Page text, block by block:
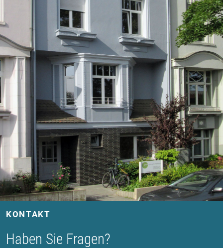
KONTAKT
Haben Sie Fragen?